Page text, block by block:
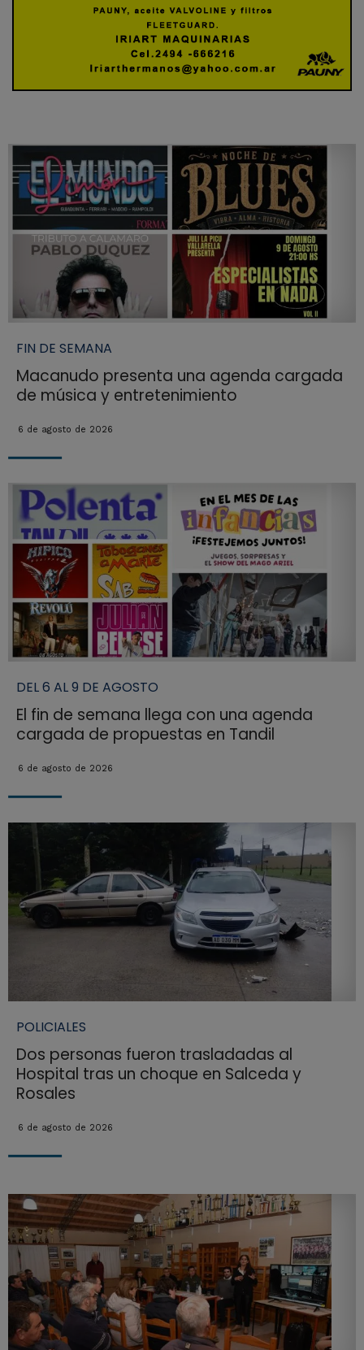
FIN DE SEMANA
Macanudo presenta una agenda cargada
de música y entretenimiento
6 de agosto de 2026
DEL 6 AL 9 DE AGOSTO
El fin de semana llega con una agenda
cargada de propuestas en Tandil
6 de agosto de 2026
POLICIALES
Dos personas fueron trasladadas al
Hospital tras un choque en Salceda y
Rosales
6 de agosto de 2026